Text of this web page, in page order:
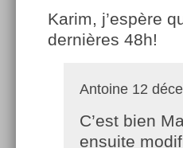
Karim, j’espère
dernières 48h!
Antoine 12
C’est bien
ensuite